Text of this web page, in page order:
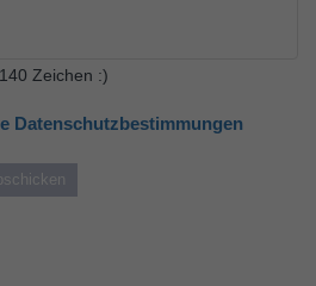
Zeichen :)
Datenschutzbestimmungen